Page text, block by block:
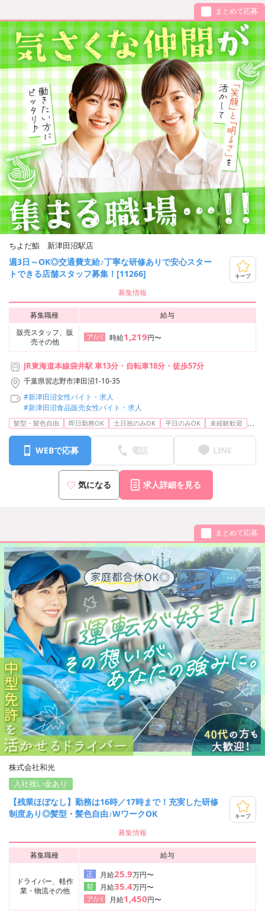
まとめて応募
ちよだ鮨 新津田沼駅店
週3日～OK◎交通費支給♪丁寧な研修ありで安心スター
トできる店舗スタッフ募集！[11266]
キープ
募集情報
募集職種
給与
販売スタッフ、販
売その他
ア/パ 時給1,219円〜
JR東海道本線袋井駅 車13分・自転車18分・徒歩57分
千葉県習志野市津田沼1-10-35
#新津田沼女性バイト・求人
#新津田沼食品販売女性バイト・求人
髪型・髪色自由 即日勤務OK 土日祝のみOK 平日のみOK 未経験歓迎 ...
WEBで応募 電話 LINE
気になる 求人詳細を見る
まとめて応募
株式会社和光
入社祝い金あり
【残業ほぼなし】勤務は16時／17時まで！充実した研修
制度あり◎髪型・髪色自由♪WワークOK
キープ
募集情報
募集職種 給与
ドライバー、軽作
業・物流その他
正 月給25.9万円〜
契
月給35.4万円〜
ア/パ
月給1,450円〜